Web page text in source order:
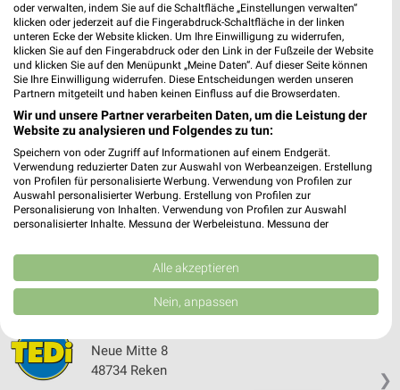
Posten-Börse Wettringen
Gnoiener Platz 5
48493 Wettringen
Heute 09:00 - 19:00 Uhr | Geschlossen
414,42 km
Tedi Steinfurt Borghorst
Neuer Markt 11
48565 Steinfurt Borghorst
410,66 km
❯
Neue Mitte 8
48734 Reken
oder verwalten, indem Sie auf die Schaltfläche „Einstellungen verwalten“
klicken oder jederzeit auf die Fingerabdruck-Schaltfläche in der linken
unteren Ecke der Website klicken. Um Ihre Einwilligung zu widerrufen,
klicken Sie auf den Fingerabdruck oder den Link in der Fußzeile der Website
und klicken Sie auf den Menüpunkt „Meine Daten“. Auf dieser Seite können
Sie Ihre Einwilligung widerrufen. Diese Entscheidungen werden unseren
Partnern mitgeteilt und haben keinen Einfluss auf die Browserdaten.
Wir und unsere Partner verarbeiten Daten, um die Leistung der
Website zu analysieren und Folgendes zu tun:
Speichern von oder Zugriff auf Informationen auf einem Endgerät.
Verwendung reduzierter Daten zur Auswahl von Werbeanzeigen. Erstellung
von Profilen für personalisierte Werbung. Verwendung von Profilen zur
Auswahl personalisierter Werbung. Erstellung von Profilen zur
Personalisierung von Inhalten. Verwendung von Profilen zur Auswahl
personalisierter Inhalte. Messung der Werbeleistung. Messung der
Kombinationen von Daten aus verschiedenen Quellen. Entwicklung und
Verbesserung der Angebote. Verwendung reduzierter Daten zur Auswahl
von Inhalten.
Daten können außerhalb der Europäischen Union weitergegeben und in die
Website/App.
Partnerliste anzeigen (1 IAB-Anbieter)
Alle akzeptieren
Nein, anpassen